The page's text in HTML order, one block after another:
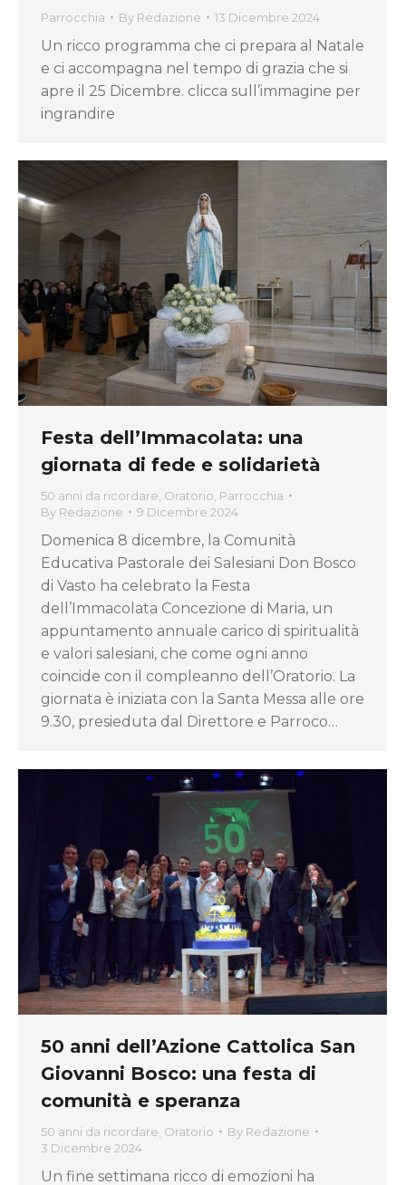
Parrocchia By Redazione 13 Dicembre 2024
Un ricco programma che ci prepara al Natale
e ci accompagna nel tempo di grazia che si
apre il 25 Dicembre. clicca sull’immagine per
ingrandire
Festa dell’Immacolata: una
giornata di fede e solidarietà
50 anni da ricordare Oratorio Parrocchia
By Redazione 9 Dicembre 2024
Domenica 8 dicembre, la Comunità
Educativa Pastorale dei Salesiani Don Bosco
di Vasto ha celebrato la Festa
dell’Immacolata Concezione di Maria, un
appuntamento annuale carico di spiritualità
e valori salesiani, che come ogni anno
coincide con il compleanno dell’Oratorio. La
giornata è iniziata con la Santa Messa alle ore
9.30, presieduta dal Direttore e Parroco…
50 anni dell’Azione Cattolica San
Giovanni Bosco: una festa di
comunità e speranza
50 anni da ricordare Oratorio By Redazione
3 Dicembre 2024
Un fine settimana ricco di emozioni ha